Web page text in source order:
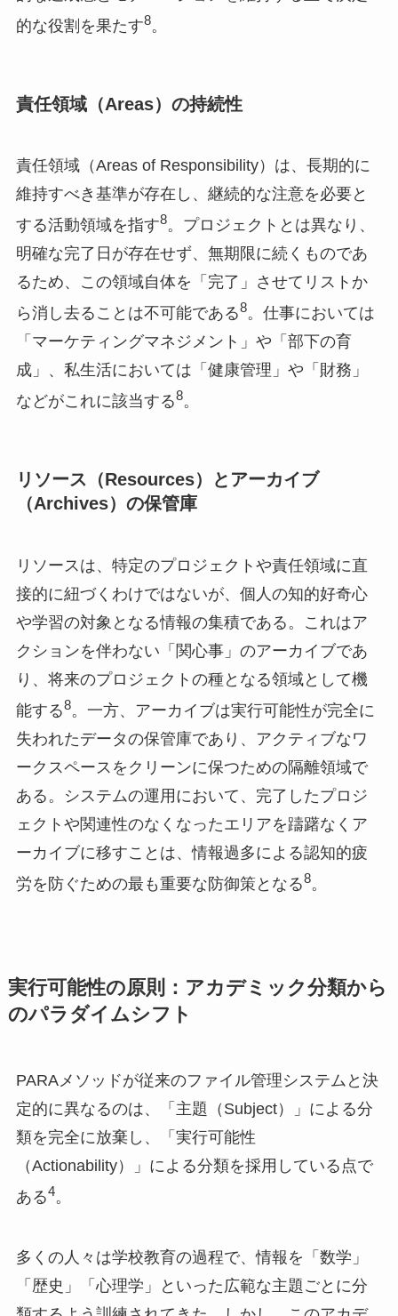
的な役割を果たす8。
責任領域（Areas）の持続性
責任領域（Areas of Responsibility）は、長期的に
維持すべき基準が存在し、継続的な注意を必要と
する活動領域を指す8。プロジェクトとは異なり、
明確な完了日が存在せず、無期限に続くものであ
るため、この領域自体を「完了」させてリストか
ら消し去ることは不可能である8。仕事においては
「マーケティングマネジメント」や「部下の育
成」、私生活においては「健康管理」や「財務」
などがこれに該当する8。
リソース（Resources）とアーカイブ
（Archives）の保管庫
リソースは、特定のプロジェクトや責任領域に直
接的に紐づくわけではないが、個人の知的好奇心
や学習の対象となる情報の集積である。これはア
クションを伴わない「関心事」のアーカイブであ
り、将来のプロジェクトの種となる領域として機
能する8。一方、アーカイブは実行可能性が完全に
失われたデータの保管庫であり、アクティブなワ
ークスペースをクリーンに保つための隔離領域で
ある。システムの運用において、完了したプロジ
ェクトや関連性のなくなったエリアを躊躇なくア
ーカイブに移すことは、情報過多による認知的疲
労を防ぐための最も重要な防御策となる8。
実行可能性の原則：アカデミック分類から
のパラダイムシフト
PARAメソッドが従来のファイル管理システムと決
定的に異なるのは、「主題（Subject）」による分
類を完全に放棄し、「実行可能性
（Actionability）」による分類を採用している点で
ある4。
多くの人々は学校教育の過程で、情報を「数学」
「歴史」「心理学」といった広範な主題ごとに分